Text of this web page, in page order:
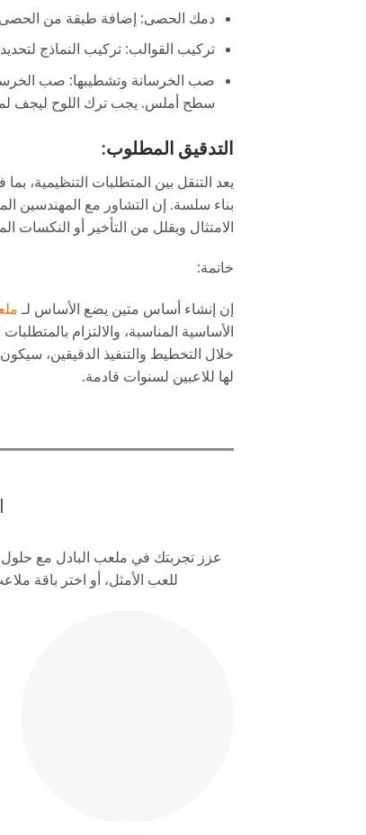
دمك الحصى: إضافة طبقة من الحصى
تركيب القوالب: تركيب النماذج
صب الخرسانة وتشطيبها: صب
سطح أملس. يجب ترك اللوح ليجف لمدة 28 يومًا على الأقل قبل
التدقيق المطلوب:
يعد التنقل بين المتطلبات التنظيمية،
بناء سلسة. إن التشاور مع المهندسين
الامتثال ويقلل من التأخير أو النكسات
خاتمة:
إن إنشاء أساس متين يضع الأساس لـ
الأساسية المناسبة، والالتزام
لها للاعبين لسنوات قادمة.
للعب الأمثل، أو اختر باقة